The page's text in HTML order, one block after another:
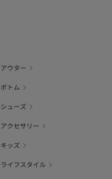
アウター
ボトム
シューズ
アクセサリー
キッズ
ライフスタイル